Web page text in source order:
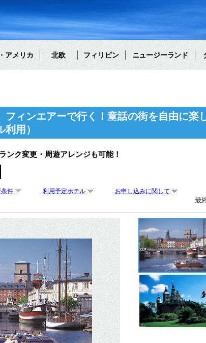
アメリカ 北欧 フィリピン ニュージーランド
フィンエアーで行く！童話の街を自由に楽
用）
ク変更・周遊アレンジも可能！
件 利用予定ホテル お申し込みに関して
最